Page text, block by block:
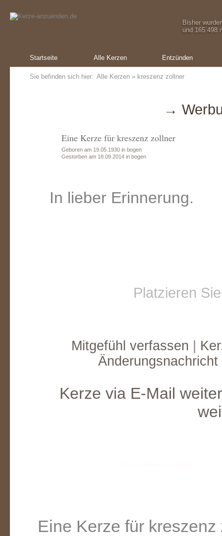
Bisher
und 165.498
Startseite Alle Kerzen Entzünden
Sie befinden sich hier: Alle Kerzen » kreszenz zollner
→
Eine Kerze für kreszenz zollner
Geboren am 19.05.1930 in bogen
Gestorben am 18.09.2014 in bogen
In lieber Erinnerung.
Platzieren
Mitgefühl verfassen
Kerze via E-Mail
Eine Kerze für kreszenz